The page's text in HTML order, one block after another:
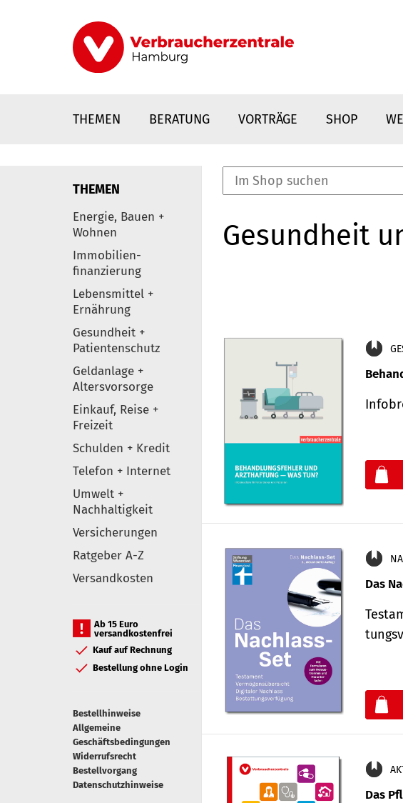
THEMEN BERATUNG VORTRÄGE SHOP
Elemente
THEMEN
Energie, Bauen +
Wohnen
Immobilien-
finanzierung
Lebensmittel +
Ernährung
Gesundheit +
Patientenschutz
Geldanlage +
Altersvorsorge
Einkauf, Reise +
Freizeit
Schulden + Kredit
Telefon + Internet
Umwelt +
Nachhaltigkeit
Versicherungen
Ratgeber A-Z
Versandkosten
Ab 15 Euro
versandkostenfrei
Kauf auf Rechnung
Bestellung ohne Login
Bestellhinweise
Allgemeine
Geschäftsbedingungen
Widerrufsrecht
Bestellvorgang
Datenschutzhinweise
Gesundheit
Das
Das